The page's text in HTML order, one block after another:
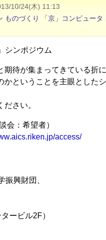
10/24(木) 11:13
ものづくり 「京」コンピュータ
シンポジウム
待が集まってきている折
ということを主眼とした
さい。
：希望者）
access/
興財団、
ービル2F）